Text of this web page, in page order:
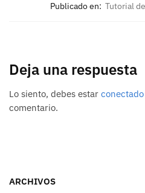
Publicado en: Tutorial
Deja una respuesta
Lo siento, debes estar conectado
comentario.
ARCHIVOS